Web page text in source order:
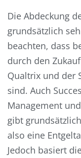
Die Abdeckung
grundsätzlich
beachten, dass
durch den
Qualtrix und der
sind. Auch
Management
gibt
also eine
Jedoch basiert